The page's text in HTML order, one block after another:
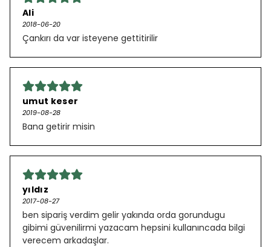
Ali
2018-06-20
Çankırı da var isteyene gettitirilir
umut keser
2019-08-28
Bana getirir misin
yıldız
2017-08-27
ben sipariş verdim gelir yakında orda gorundugu
gibimi güvenilirmi yazacam hepsini kullanıncada bilgi
verecem arkadaşlar.